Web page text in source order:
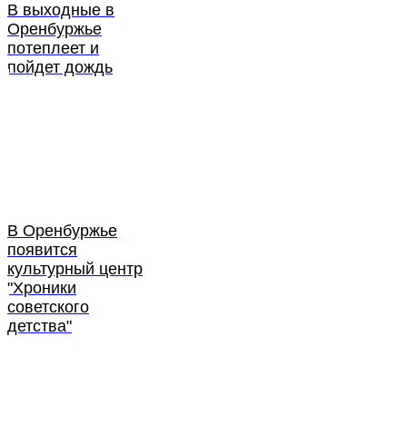
В выходные в
Оренбуржье
потеплеет и
пойдет дождь
В Оренбуржье
появится
культурный центр
"Хроники
советского
детства"